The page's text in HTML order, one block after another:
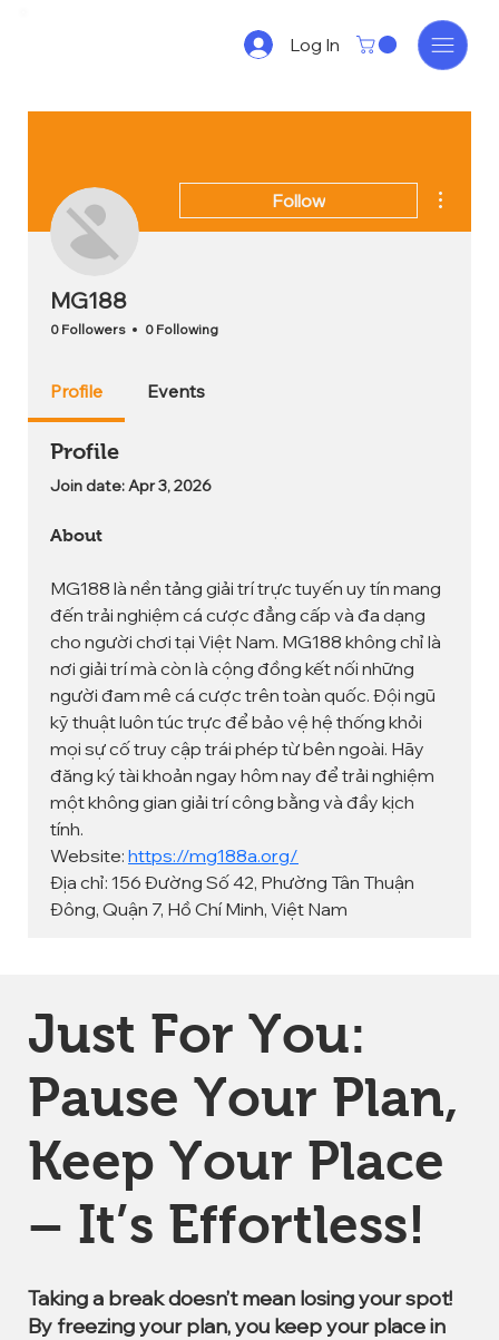
Log In
Follow
MG188
0 Followers 0 Following
Profile Events
Profile
Join date: Apr 3, 2026
About
MG188 là nền tảng giải trí trực tuyến uy tín mang
đến trải nghiệm cá cược đẳng cấp và đa dạng
cho người chơi tại Việt Nam. MG188 không chỉ là
nơi giải trí mà còn là cộng đồng kết nối những
người đam mê cá cược trên toàn quốc. Đội ngũ
kỹ thuật luôn túc trực để bảo vệ hệ thống khỏi
mọi sự cố truy cập trái phép từ bên ngoài. Hãy
đăng ký tài khoản ngay hôm nay để trải nghiệm
một không gian giải trí công bằng và đầy kịch
tính.
Website: https://mg188a.org/
Địa chỉ: 156 Đường Số 42, Phường Tân Thuận
Đông, Quận 7, Hồ Chí Minh, Việt Nam
Just For You:
Pause Your Plan,
Keep Your Place
– It’s Effortless!
Taking a break doesn’t mean losing your spot!
By freezing your plan, you keep your place in